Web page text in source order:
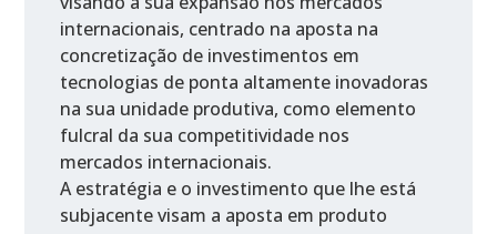
internacionais, centrado na aposta na
concretização de investimentos em
tecnologias de ponta altamente inovadoras
na sua unidade produtiva, como elemento
fulcral da sua competitividade nos
mercados internacionais.
A estratégia e o investimento que lhe está
subjacente visam a aposta em produto